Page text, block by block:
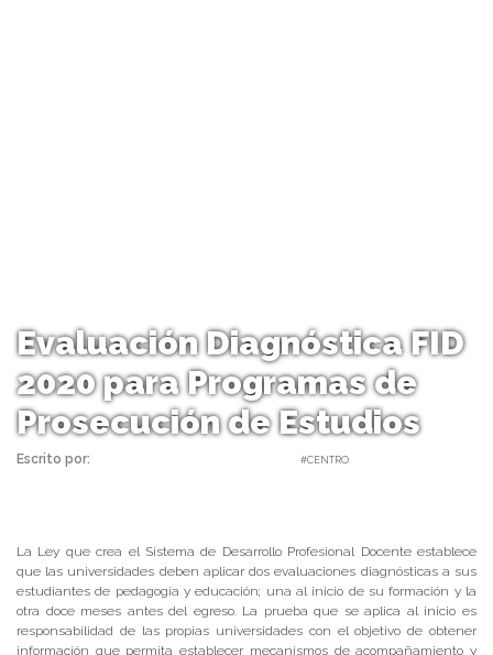
Evaluación Diagnóstica FID
2020 para Programas de
Prosecución de Estudios
Escrito por: #CENTRO
La Ley que crea el Sistema de Desarrollo Profesional Docente establece
que las universidades deben aplicar dos evaluaciones diagnósticas a sus
estudiantes de pedagogía y educación; una al inicio de su formación y la
otra doce meses antes del egreso. La prueba que se aplica al inicio es
responsabilidad de las propias universidades con el objetivo de obtener
información que permita establecer mecanismos de acompañamiento y